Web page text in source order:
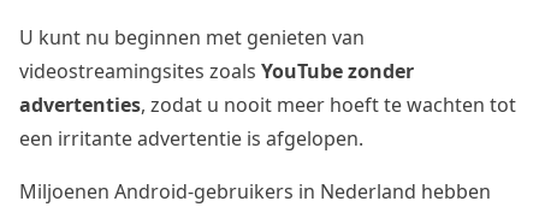
U kunt nu beginnen met genieten van
videostreamingsites zoals YouTube zonder
advertenties, zodat u nooit meer hoeft te wachten tot
een irritante advertentie is afgelopen.
Miljoenen Android-gebruikers in Nederland hebben